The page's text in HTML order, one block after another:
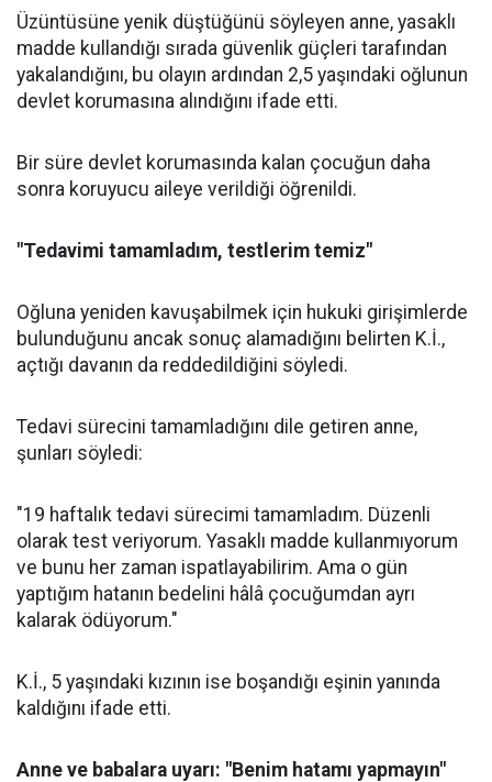
Üzüntüsüne yenik düştüğünü söyleyen anne, yasaklı
madde kullandığı sırada güvenlik güçleri tarafından
yakalandığını, bu olayın ardından 2,5 yaşındaki oğlunun
devlet korumasına alındığını ifade etti.
Bir süre devlet korumasında kalan çocuğun daha
sonra koruyucu aileye verildiği öğrenildi.
"Tedavimi tamamladım, testlerim temiz"
Oğluna yeniden kavuşabilmek için hukuki girişimlerde
bulunduğunu ancak sonuç alamadığını belirten K.İ.,
açtığı davanın da reddedildiğini söyledi.
Tedavi sürecini tamamladığını dile getiren anne,
şunları söyledi:
"19 haftalık tedavi sürecimi tamamladım. Düzenli
olarak test veriyorum. Yasaklı madde kullanmıyorum
ve bunu her zaman ispatlayabilirim. Ama o gün
yaptığım hatanın bedelini hâlâ çocuğumdan ayrı
kalarak ödüyorum."
K.İ., 5 yaşındaki kızının ise boşandığı eşinin yanında
kaldığını ifade etti.
Anne ve babalara uyarı: "Benim hatamı yapmayın"